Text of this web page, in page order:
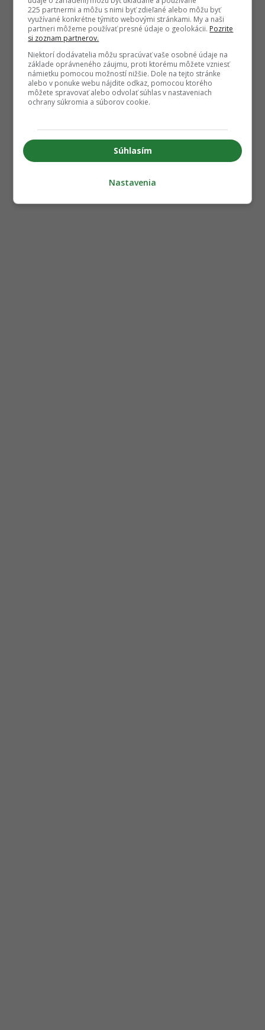
225 partnermi a môžu s nimi byť zdieľané alebo môžu byť
využívané konkrétne týmito webovými stránkami. My a naši
partneri môžeme používať presné údaje o geolokácii. Pozrite
si zoznam partnerov.
Niektorí dodávatelia môžu spracúvať vaše osobné údaje na
základe oprávneného záujmu, proti ktorému môžete vzniesť
námietku pomocou možností nižšie. Dole na tejto stránke
alebo v ponuke webu nájdite odkaz, pomocou ktorého
môžete spravovať alebo odvolať súhlas v nastaveniach
ochrany súkromia a súborov cookie.
Súhlasím
Nastavenia